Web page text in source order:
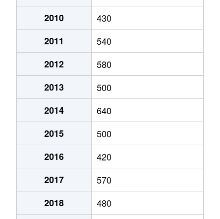
2010
430
2011
540
2012
580
2013
500
2014
640
2015
500
2016
420
2017
570
2018
480